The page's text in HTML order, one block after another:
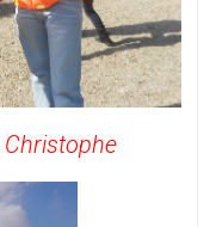
Christophe